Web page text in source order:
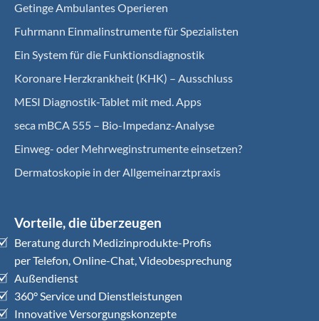
Getinge Ambulantes Operieren
Fuhrmann Einmalinstrumente für Spezialisten
Ein System für die Funktionsdiagnostik
Koro­nare Herz­krank­heit (KHK) – Ausschluss
MESI Diagnostik-Tablet mit med. Apps
seca mBCA 555 – Bio-Impedanz-Analyse
Einweg- oder Mehrweginstrumente einsetzen?
Dermatoskopie in der Allgemeinarztpraxis
Vorteile, die überzeugen
Beratung durch Medizinprodukte-Profis
per Telefon, Online-Chat, Videobesprechung
Außendienst
360° Service und Dienstleistungen
Innovative Versorgungskonzepte